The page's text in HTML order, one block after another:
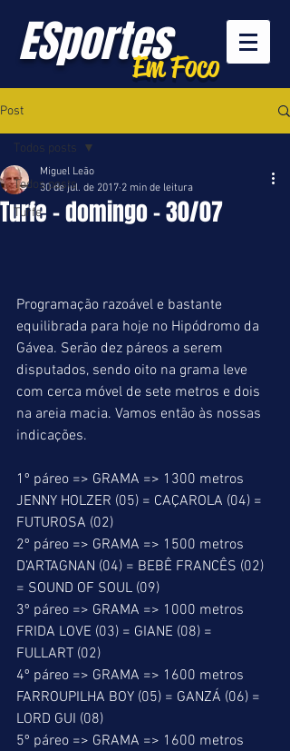
ESportesEm Foco
Post
Todos posts
Turfe
Todos posts
Turfe - domingo - 30/07
Miguel Leão
30 de jul. de 2017 2 min de leitura
Programação razoável e bastante
equilibrada para hoje no Hipódromo da
Gávea. Serão dez páreos a serem
disputados, sendo oito na grama leve
com cerca móvel de sete metros e dois
na areia macia. Vamos então às nossas
indicações.
1º páreo => GRAMA => 1300 metros
JENNY HOLZER (05) = CAÇAROLA (04) =
FUTUROSA (02)
2º páreo => GRAMA => 1500 metros
D’ARTAGNAN (04) = BEBÊ FRANCÊS (02)
= SOUND OF SOUL (09)
3º páreo => GRAMA => 1000 metros
FRIDA LOVE (03) = GIANE (08) =
FULLART (02)
4º páreo => GRAMA => 1600 metros
FARROUPILHA BOY (05) = GANZÁ (06) =
LORD GUI (08)
5º páreo => GRAMA => 1600 metros